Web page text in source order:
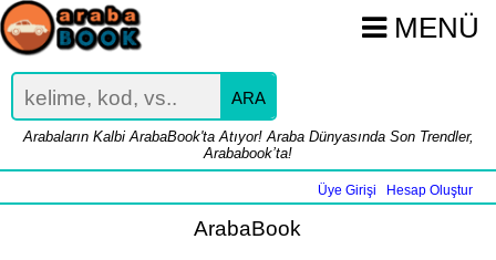
MENÜ
ARA
Arabaların Kalbi ArabaBook'ta Atıyor! Araba Dünyasında Son Trendler,
Arababook’ta!
Üye Girişi Hesap Oluştur
ArabaBook